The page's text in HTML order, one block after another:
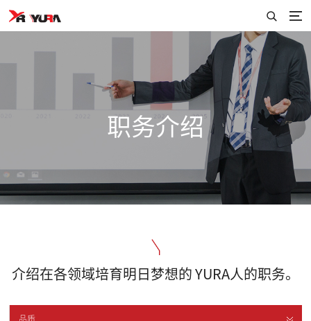
职务介绍
介绍在各领域培育明日梦想的 YURA人的职务。